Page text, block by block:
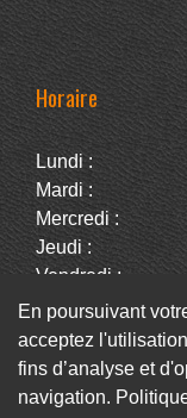
Horaire
Lundi :
Mardi :
Mercredi :
Jeudi :
Vendredi :
Samedi :
Dimanche :
En poursuivant
acceptez
fins d’analyse et
navigation.